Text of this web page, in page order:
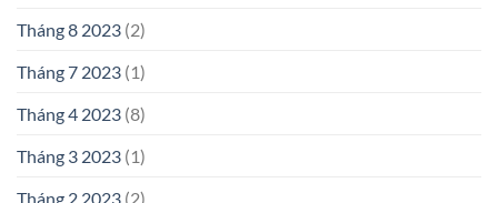
Tháng 8 2023 (2)
Tháng 7 2023 (1)
Tháng 4 2023 (8)
Tháng 3 2023 (1)
Tháng 2 2023 (2)